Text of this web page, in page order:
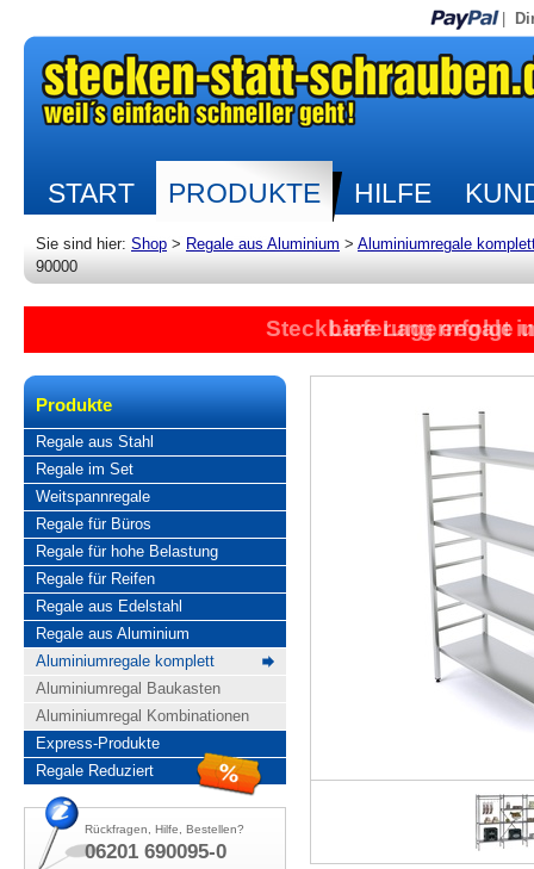
START PRODUKTE HILFE
Sie sind hier: Shop > Regale aus Aluminium > Aluminiumregale
90000
Steckbare Lagerregale
Lieferung erfolgt
Produkte
Regale aus Stahl
Regale im Set
Weitspannregale
Regale für Büros
Regale für hohe Belastung
Regale für Reifen
Regale aus Edelstahl
Regale aus Aluminium
Aluminiumregale komplett
Aluminiumregal Baukasten
Aluminiumregal Kombinationen
Express-Produkte
Regale Reduziert
Rückfragen, Hilfe, Bestellen?
06201 690095-0